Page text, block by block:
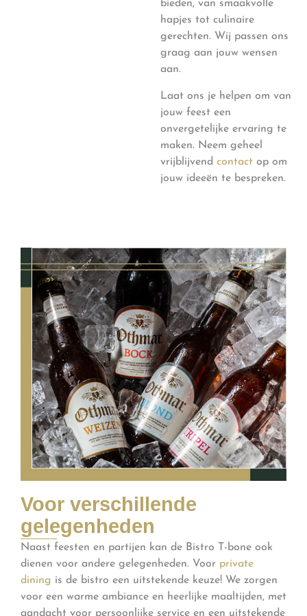
bieden, van smaakvolle
hapjes tot culinaire
gerechten. Wij passen ons
graag aan jouw wensen
aan.
Laat ons je helpen om van
jouw feest een
onvergetelijke ervaring te
maken. Neem geheel
vrijblijvend contact op om
jouw ideeën te bespreken.
Voor verschillende
gelegenheden
Naast feesten en partijen kan de Bistro T-bone ook
dienen voor andere gelegenheden. Voor private
dining is de bistro een uitstekende keuze! We zorgen
voor een warme ambiance en heerlijke maaltijden, met
aandacht voor persoonlijke service en een uitstekende